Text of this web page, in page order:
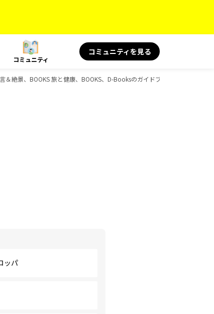
コミュニティ
コミュニティを見る
絶景、BOOKS 旅と健康、BOOKS、D-Booksのガイドブック一覧
ッパ